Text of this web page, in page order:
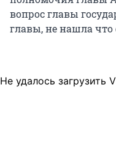
вопрос главы
главы, не нашла что
Не удалось загрузить